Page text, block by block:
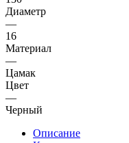
Диаметр
—
16
Материал
—
Цамак
Цвет
—
Черный
Описание